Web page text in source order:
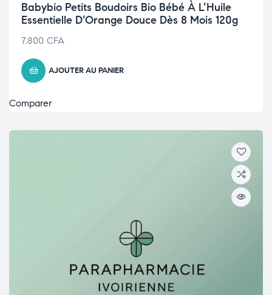
Babybio Petits Boudoirs Bio Bébé À L’Huile
Essentielle D’Orange Douce Dès 8 Mois 120g
7.800 CFA
AJOUTER AU PANIER
Comparer